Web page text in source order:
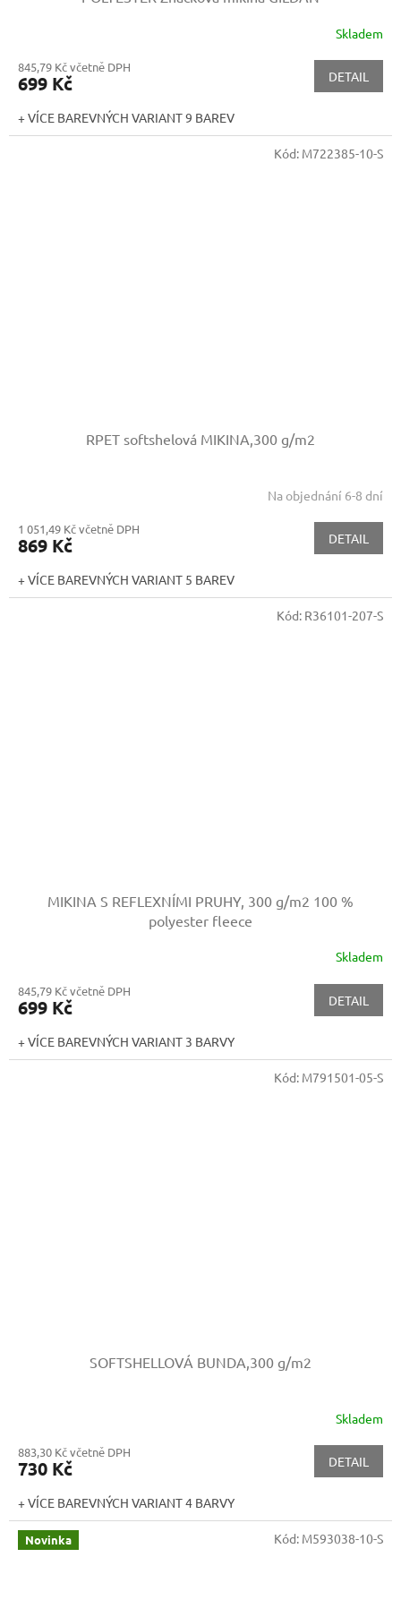
Skladem
845,79 Kč včetně DPH
699 Kč DETAIL
+ VÍCE BAREVNÝCH VARIANT 9 BAREV
RPET softshelová MIKINA,300 g/m2
Na objednání 6-8 dní
1 051,49 Kč včetně DPH
869 Kč DETAIL
+ VÍCE BAREVNÝCH VARIANT 5 BAREV
Kód: M722385-10-S
MIKINA S REFLEXNÍMI PRUHY, 300 g/m2 100 %
polyester fleece
Skladem
845,79 Kč včetně DPH
699 Kč DETAIL
+ VÍCE BAREVNÝCH VARIANT 3 BARVY
Kód: R36101-207-S
SOFTSHELLOVÁ BUNDA,300 g/m2
Skladem
883,30 Kč včetně DPH
730 Kč DETAIL
+ VÍCE BAREVNÝCH VARIANT 4 BARVY
Kód: M791501-05-S
Novinka Kód: M593038-10-S